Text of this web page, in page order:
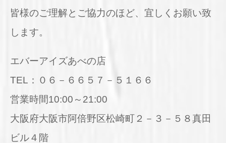
皆様のご理解とご協力のほど、宜しくお願い致
します。
エバーアイズあべの店
TEL：０６－６６５７－５１６６
営業時間10:00～21:00
大阪府大阪市阿倍野区松崎町２－３－５８真田
ビル４階